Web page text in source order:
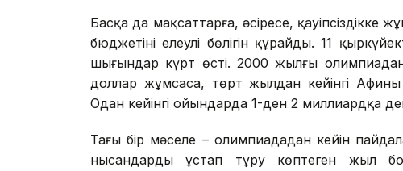
Басқа да мақсаттарға, әсіресе,
бюджетінің елеулі бөлігін құрайды. 11
шығындар күрт өсті. 2000 жылғы
доллар жұмсаса, төрт жылдан кейінгі
Одан кейінгі ойындарда 1-ден 2 миллиардқа
Тағы бір мәселе – олимпиададан кейін
нысандарды ұстап тұру көптеген жыл